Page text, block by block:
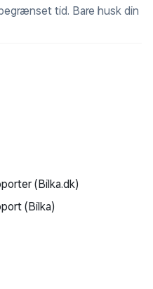
tid. Bare husk din
(Bilka.dk)
(Bilka)